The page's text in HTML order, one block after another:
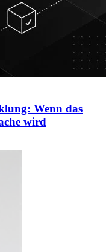
Wenn das
wird